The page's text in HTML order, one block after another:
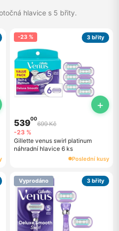
hlavice s 5 břity.
-23 % 3 břity
+
53900
699 Kč
-23 %
Gillette venus swirl platinum
náhradní hlavice 6 ks
Poslední kusy
Vyprodáno 3 břity